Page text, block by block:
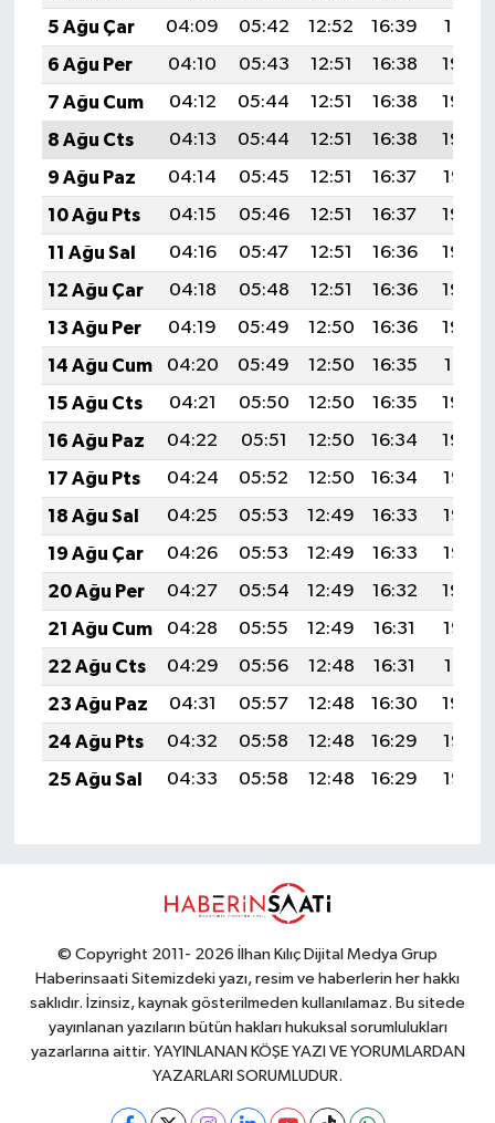
5 Ağu Çar
04:09 05:42 12:52 16:39
19:51
6 Ağu Per
04:10 05:43 12:51 16:38
19:50
7 Ağu Cum
04:12 05:44 12:51 16:38
19:49
8 Ağu Cts
04:13 05:44 12:51 16:38
19:48
9 Ağu Paz
04:14 05:45 12:51 16:37
19:47
10 Ağu Pts
04:15 05:46 12:51 16:37
19:46
11 Ağu Sal
04:16 05:47 12:51 16:36
19:45
12 Ağu Çar
04:18 05:48 12:51 16:36
19:44
13 Ağu Per
04:19 05:49 12:50 16:36
19:42
14 Ağu Cum
04:20 05:49 12:50 16:35
19:41
15 Ağu Cts
04:21 05:50 12:50 16:35
19:40
16 Ağu Paz
04:22 05:51 12:50 16:34
19:39
17 Ağu Pts
04:24 05:52 12:50 16:34
19:38
18 Ağu Sal
04:25 05:53 12:49 16:33
19:36
19 Ağu Çar
04:26 05:53 12:49 16:33
19:35
20 Ağu Per
04:27 05:54 12:49 16:32
19:34
21 Ağu Cum
04:28 05:55 12:49 16:31
19:32
22 Ağu Cts
04:29 05:56 12:48 16:31
19:31
23 Ağu Paz
04:31 05:57 12:48 16:30
19:30
24 Ağu Pts
04:32 05:58 12:48 16:29
19:28
25 Ağu Sal
04:33 05:58 12:48 16:29 19:27
© Copyright 2011- 2026 İlhan Kılıç Dijital Medya Grup
Haberinsaati Sitemizdeki yazı, resim ve haberlerin her hakkı
saklıdır. İzinsiz, kaynak gösterilmeden kullanılamaz. Bu sitede
yayınlanan yazıların bütün hakları hukuksal sorumlulukları
yazarlarına aittir. YAYINLANAN KÖŞE YAZI VE YORUMLARDAN
YAZARLARI SORUMLUDUR.